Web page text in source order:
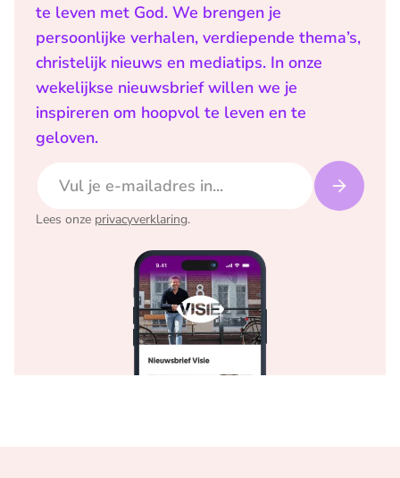
te leven met God. We brengen je
persoonlijke verhalen, verdiepende thema’s,
christelijk nieuws en mediatips. In onze
wekelijkse nieuwsbrief willen we je
inspireren om hoopvol te leven en te
geloven.
Lees onze privacyverklaring.